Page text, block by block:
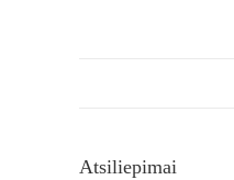
Atsiliepimai